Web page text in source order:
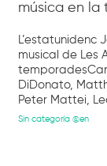
música en la
L’estatunidenc
musical de Les
DiDonato,
Peter Mattei,
Sin categoría @en